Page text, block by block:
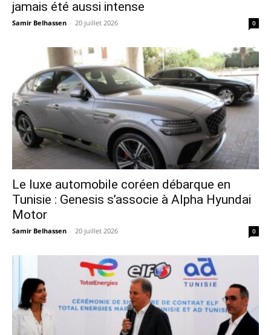
jamais été aussi intense
Samir Belhassen - 20 juillet 2026 0
Le luxe automobile coréen débarque en
Tunisie : Genesis s’associe à Alpha Hyundai
Motor
Samir Belhassen - 20 juillet 2026 0